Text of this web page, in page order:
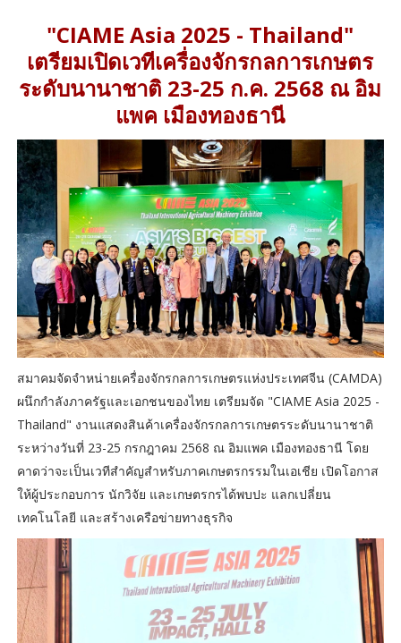
"CIAME Asia 2025 - Thailand"
เตรียมเปิดเวทีเครื่องจักรกลการเกษตร
ระดับนานาชาติ 23-25 ก.ค. 2568 ณ อิม
แพค เมืองทองธานี
สมาคมจัดจำหน่ายเครื่องจักรกลการเกษตรแห่งประเทศจีน (CAMDA)
ผนึกกำลังภาครัฐและเอกชนของไทย เตรียมจัด "CIAME Asia 2025 -
Thailand" งานแสดงสินค้าเครื่องจักรกลการเกษตรระดับนานาชาติ
ระหว่างวันที่ 23-25 กรกฎาคม 2568 ณ อิมแพค เมืองทองธานี โดย
คาดว่าจะเป็นเวทีสำคัญสำหรับภาคเกษตรกรรมในเอเชีย เปิดโอกาส
ให้ผู้ประกอบการ นักวิจัย และเกษตรกรได้พบปะ แลกเปลี่ยน
เทคโนโลยี และสร้างเครือข่ายทางธุรกิจ